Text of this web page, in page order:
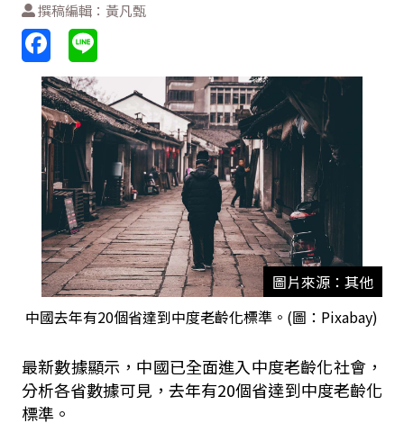
撰稿編輯：黃凡甄
圖片來源：其他
中國去年有20個省達到中度老齡化標準。(圖：Pixabay)
最新數據顯示，中國已全面進入中度老齡化社會，
分析各省數據可見，去年有20個省達到中度老齡化
標準。